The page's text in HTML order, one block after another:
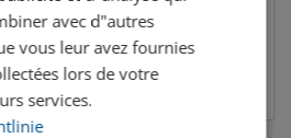
avec d"autres
vous leur avez fournies
lors de votre
services.